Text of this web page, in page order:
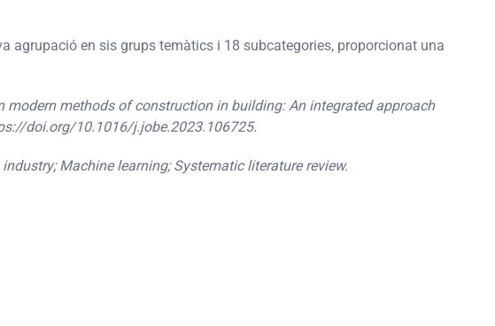
agrupació en sis grups temàtics i 18 subcategories, proporcionat una
modern methods of construction in building: An integrated approach
doi.org/10.1016/j.jobe.2023.106725.
Machine learning; Systematic literature review.